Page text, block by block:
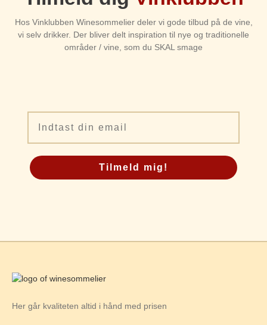
Hos Vinklubben Winesommelier deler vi gode tilbud på de vine,
vi selv drikker. Der bliver delt inspiration til nye og traditionelle
områder / vine, som du SKAL smage
Tilmeld mig!
Her går kvaliteten altid i hånd med prisen